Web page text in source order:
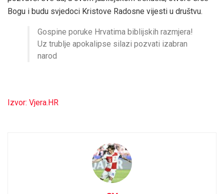
Bogu i budu svjedoci Kristove Radosne vijesti u društvu.
Gospine poruke Hrvatima biblijskih razmjera!
Uz trublje apokalipse silazi pozvati izabran
narod
Izvor: Vjera.HR